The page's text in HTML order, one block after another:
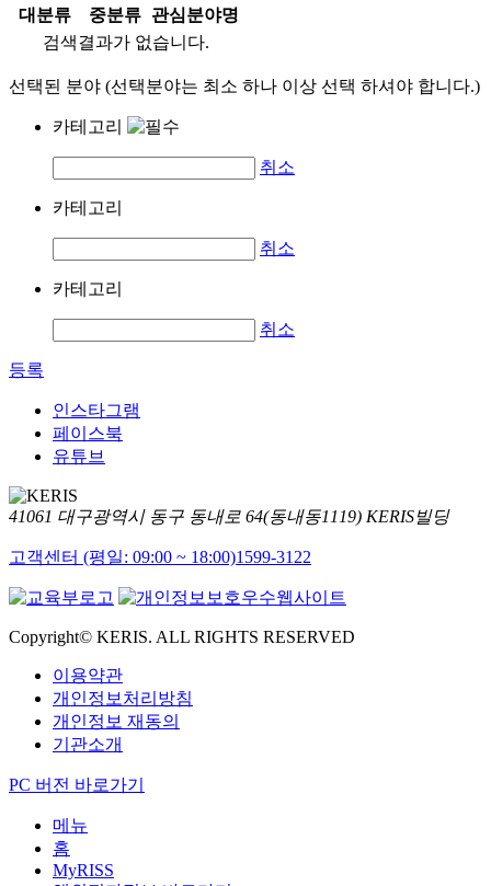
대분류
중분류
관심분야명
검색결과가 없습니다.
선택된 분야 (선택분야는 최소 하나 이상 선택 하셔야 합니다.)
카테고리
취소
카테고리
취소
카테고리
취소
등록
인스타그램
페이스북
유튜브
41061 대구광역시 동구 동내로 64(동내동1119) KERIS빌딩
고객센터 (평일: 09:00 ~ 18:00)1599-3122
Copyright© KERIS. ALL RIGHTS RESERVED
이용약관
개인정보처리방침
개인정보 재동의
기관소개
PC 버전 바로가기
메뉴
홈
MyRISS